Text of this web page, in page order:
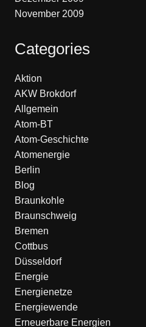
November 2009
Categories
Aktion
AKW Brokdorf
Allgemein
Atom-BT
Atom-Geschichte
Atomenergie
Berlin
Blog
Braunkohle
Braunschweig
Bremen
Cottbus
Düsseldorf
Energie
Energienetze
Energiewende
Erneuerbare Energien